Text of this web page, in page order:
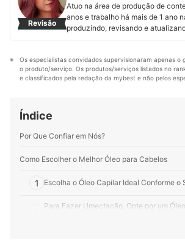
Revisão
Atuo na área de produção de
anos e trabalho há mais de 1 ano
produzindo, revisando e
aos nossos usuários para que
melhor escolha.
Perfil de Camila Kuriya
Os especialistas convidados supervisionaram apenas o
o produto/serviço. Os produtos/serviços listados no
e classificados pela redação da mybest e não pelos
Índice
Por Que Confiar em Nós?
Como Escolher o Melhor Óleo para Cabelos
1 Escolha o Óleo Capilar Ideal Conforme o
Para Fazer Umectação, Opte por um